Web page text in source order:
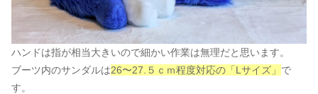
ハンドは指が相当大きいので細かい作業は無理だと思います。
ブーツ内のサンダルは26〜27.５ｃｍ程度対応の「Lサイズ」 で
す。